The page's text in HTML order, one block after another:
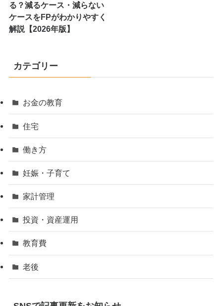
る？減るケース・減らない
ケースをFPがわかりやすく
解説【2026年版】
カテゴリー
お金の教育
住宅
働き方
妊娠・子育て
家計管理
投資・資産運用
教育費
老後